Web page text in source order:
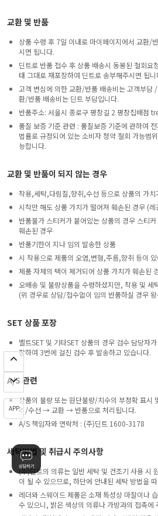
APP
교환 및 반품
상품 수령 후 7일 이내로 마이페이지에서 교환/
시면 됩니다.
딘트로 반품 접수 후 상품 배송시 동봉된 철회요
태 그대로 재포장하여 딘트로 송부해주시면 됩니
고객 변심에 의한 교환/반품 배송비는 고객부담
환/반품 배송비는 딘트 부담입니다.
반품주소: 서울시 종로구 평창길 2 평창집배점
품질 보증 기준 관련 : 품질보증 기준에 관하여
법률로 규정되어 있는 소비자 청약 철회 가능범
능합니다.
교환 및 반품이 되지 않는 경우
착용,세탁,다림질,향취,수선 등으로 상품의 가치
시착만 해도 상품 가치가 떨어져 훼손된 경우 (
반품불가 스티커가 붙어있는 상품의 경우 스티
훼손된 경우
반품기한이 지나 임의 발송한 상품
시 착용으로 제품의 오염,변형,주름,향취 등이
제품 자체의 택이 제거되어 상품 가치가 훼손된
오배송 및 불량상품을 수령하셨지만, 착용 및 세
(위 경우로 상담/접수없이 임의 반품하실 경우
SET 상품 포장
벨트SET 및 기타SET 상품의 경우 검수 담당자
장하여 3번에 걸친 검수 후 발송하고 있습니다.
A/S 관련
상품의 불량 또는 원단불량/치수의 부정확 표시
리/수선 → 교환 → 반품으로 처리됩니다.
A/S 책임자와 연락처 : (주)딘트 1600-3178
세탁방법 및 취급시 주의사항
(주)딘트의 의류는 일반 세탁 및 건조기 사용 시
이 될 수 있으므로, 하단에 안내된 세탁 방법을
레더와 스웨이드 제품은 소재 특성상 마찰이나
수 있으니, 밝은 색상의 의류나 가방과의 접촉에